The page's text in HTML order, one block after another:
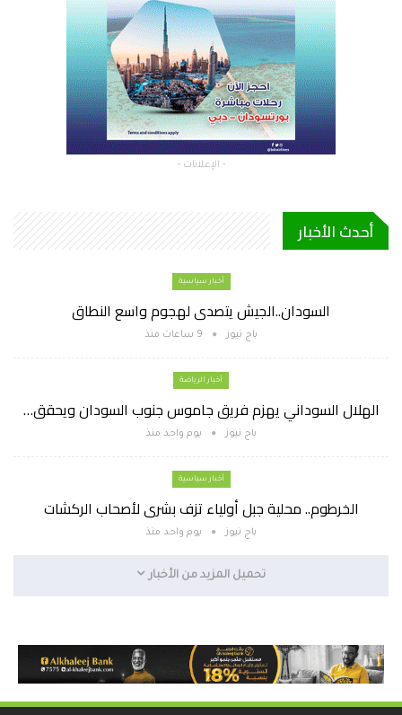
- الإعلانات -
أحدث الأخبار
أخبار سياسية
السودان..الجيش يتصدى لهجوم واسع النطاق
باج نيوز 9 ساعات منذ
أخبار الرياضة
الهلال السوداني يهزم فريق جاموس جنوب السودان ويحقق…
باج نيوز يوم واحد منذ
أخبار سياسية
الخرطوم.. محلية جبل أولياء تزف بشرى لأصحاب الركشات
باج نيوز يوم واحد منذ
تحميل المزيد من الأخبار